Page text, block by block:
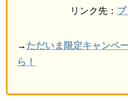
リンク先：
→ ただいま限定キャンペ
ら！